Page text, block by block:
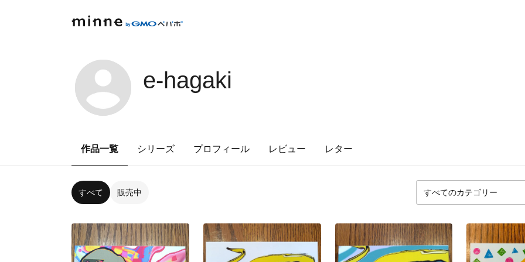
e-hagaki
作品一覧 シリーズ プロフィール レビュー レター
すべて 販売中